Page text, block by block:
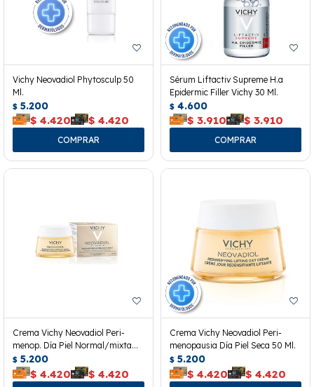
Vichy Neovadiol Phytosculp 50
Ml.
$ 5.200
$ 4.420 $ 4.420
Sérum Liftactiv Supreme H.a
Epidermic Filler Vichy 30 Ml.
$ 4.600
$ 3.910 $ 3.910
Crema Vichy Neovadiol Peri-
menop. Día Piel Normal/mixta
50ml
$ 5.200
$ 4.420 $ 4.420
Crema Vichy Neovadiol Peri-
menopausia Día Piel Seca 50 Ml.
$ 5.200
$ 4.420 $ 4.420